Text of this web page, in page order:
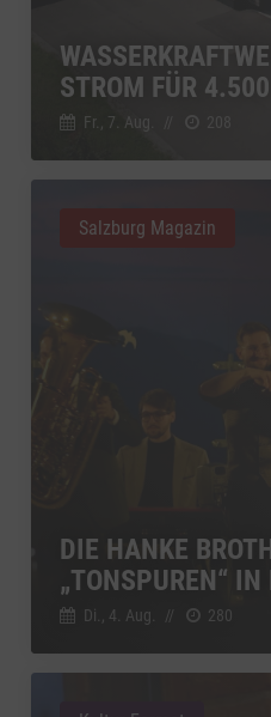
STROM FÜR
Fr., 7. Aug.
DIE HANKE
„TONSPUREN“ IN
Di., 4. Aug. // 280
Salzburg Magazin
Google Ireland Limited, Irland